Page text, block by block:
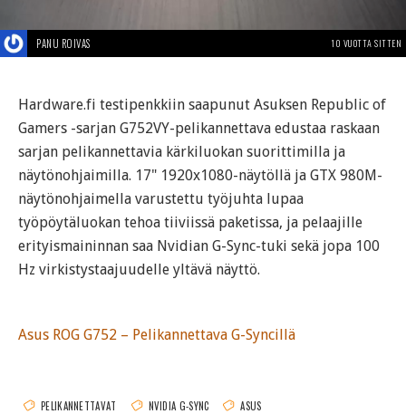
PANU ROIVAS 10 VUOTTA SITTEN
Hardware.fi testipenkkiin saapunut Asuksen Republic of
Gamers -sarjan G752VY-pelikannettava edustaa raskaan
sarjan pelikannettavia kärkiluokan suorittimilla ja
näytönohjaimilla. 17" 1920x1080-näytöllä ja GTX 980M-
näytönohjaimella varustettu työjuhta lupaa
työpöytäluokan tehoa tiiviissä paketissa, ja pelaajille
erityismaininnan saa Nvidian G-Sync-tuki sekä jopa 100
Hz virkistystaajuudelle yltävä näyttö.
Asus ROG G752 – Pelikannettava G-Syncillä
PELIKANNETTAVAT NVIDIA G-SYNC ASUS